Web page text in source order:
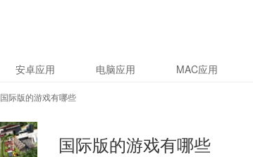
安卓应用 电脑应用 MAC应用
国际版的游戏有哪些
国际版的游戏有哪些